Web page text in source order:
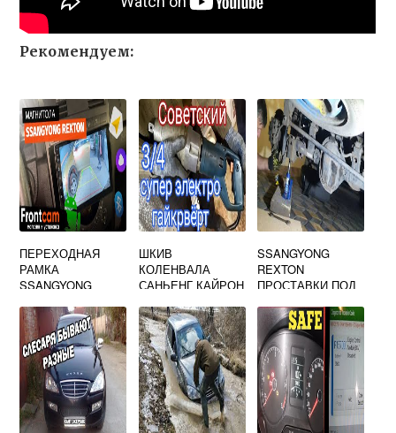
Рекомендуем:
ПЕРЕХОДНАЯ
РАМКА
SSANGYONG
ШКИВ
КОЛЕНВАЛА
САНЬЕНГ КАЙРОН
SSANGYONG
REXTON
ПРОСТАВКИ ПОД